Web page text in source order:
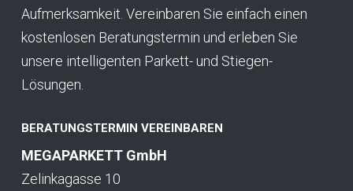
Aufmerksamkeit. Vereinbaren Sie einfach einen
kostenlosen Beratungstermin und erleben Sie
unsere intelligenten Parkett- und Stiegen-
Lösungen.
BERATUNGSTERMIN VEREINBAREN
MEGAPARKETT GmbH
Zelinkagasse 10